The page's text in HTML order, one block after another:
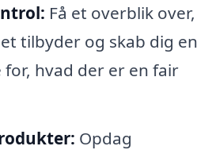
Få et overblik over,
tilbyder og skab dig en
hvad der er en fair
Opdag